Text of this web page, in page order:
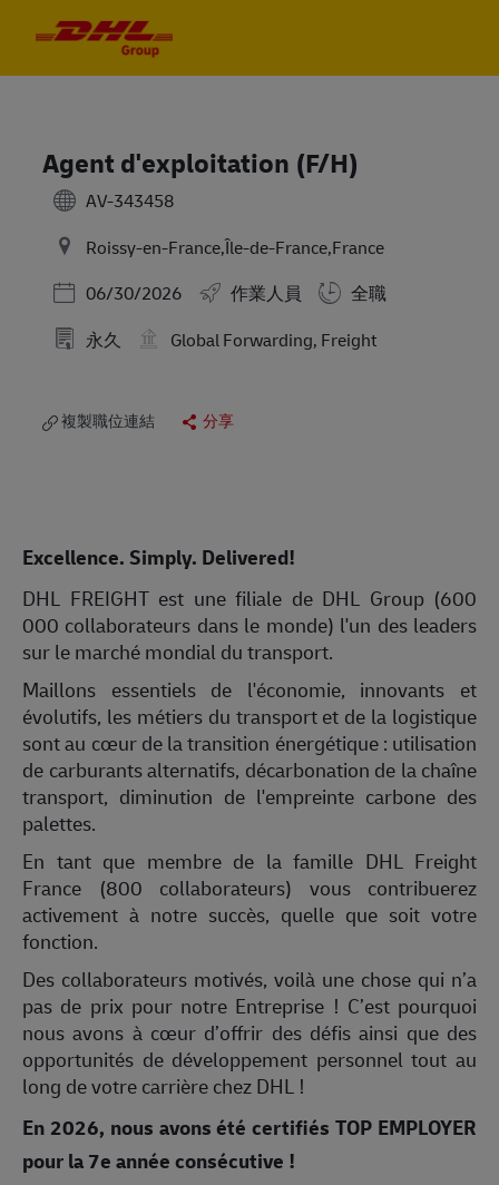
Agent d'exploitation (F/H)
AV-343458
Roissy-en-France,Île-de-France,France
Posted Date
06/30/2026 作業人員
全職
永久
Global Forwarding, Freight
複製職位連結 分享
Excellence. Simply. Delivered!
DHL FREIGHT est une filiale de DHL Group (600
000 collaborateurs dans le monde) l'un des leaders
sur le marché mondial du transport.
Maillons essentiels de l'économie, innovants et
évolutifs, les métiers du transport et de la logistique
sont au cœur de la transition énergétique : utilisation
de carburants alternatifs, décarbonation de la chaîne
transport, diminution de l'empreinte carbone des
palettes.
En tant que membre de la famille DHL Freight
France (800 collaborateurs) vous contribuerez
activement à notre succès, quelle que soit votre
fonction.
Des collaborateurs motivés, voilà une chose qui n’a
pas de prix pour notre Entreprise ! C’est pourquoi
nous avons à cœur d’offrir des défis ainsi que des
opportunités de développement personnel tout au
long de votre carrière chez DHL !
En 2026, nous avons été certifiés TOP EMPLOYER
pour la 7e année consécutive !